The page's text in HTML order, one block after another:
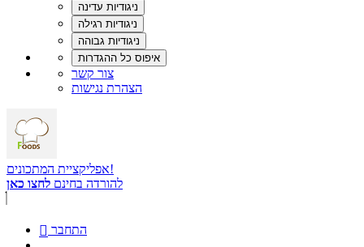
צור קשר
הצהרת נגישות
אפליקציית המתכונים!
להורדה בחינם לחצו כאן
 התחבר